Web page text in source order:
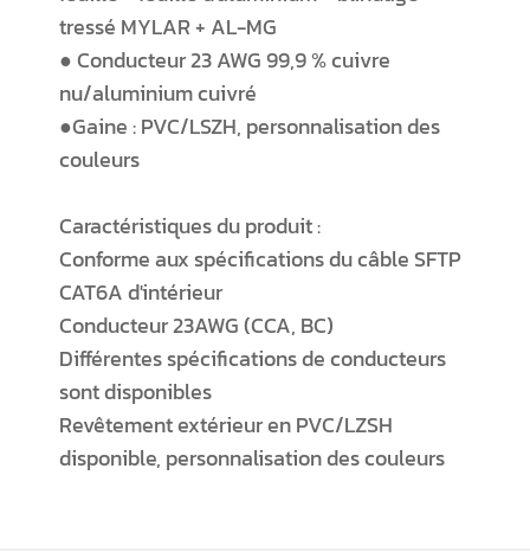
tressé MYLAR + AL-MG
● Conducteur 23 AWG 99,9 % cuivre
nu/aluminium cuivré
●Gaine : PVC/LSZH, personnalisation des
couleurs
Caractéristiques du produit :
Conforme aux spécifications du câble SFTP
CAT6A d'intérieur
Conducteur 23AWG (CCA, BC)
Différentes spécifications de conducteurs
sont disponibles
Revêtement extérieur en PVC/LZSH
disponible, personnalisation des couleurs